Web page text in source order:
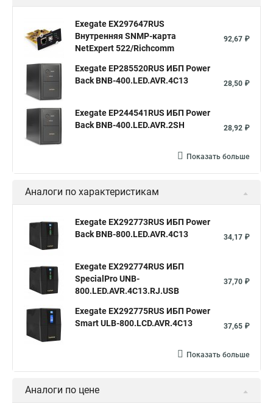
Exegate EX297647RUS
Внутренняя SNMP-карта
NetExpert 522/Richcomm
92,67 ₽
Exegate EP285520RUS ИБП Power
Back BNB-400.LED.AVR.4C13
28,50 ₽
Exegate EP244541RUS ИБП Power
Back BNB-400.LED.AVR.2SH
28,92 ₽
Показать больше
Аналоги по характеристикам
Exegate EX292773RUS ИБП Power
Back BNB-800.LED.AVR.4C13
34,17 ₽
Exegate EX292774RUS ИБП
SpecialPro UNB-
800.LED.AVR.4C13.RJ.USB
37,70 ₽
Exegate EX292775RUS ИБП Power
Smart ULB-800.LCD.AVR.4C13
37,65 ₽
Показать больше
Аналоги по цене